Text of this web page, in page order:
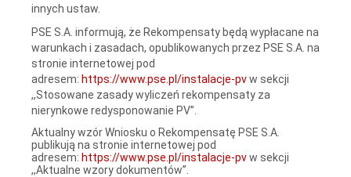
innych ustaw.
PSE S.A. informują, że Rekompensaty będą wypłacane na
warunkach i zasadach, opublikowanych przez PSE S.A. na
stronie internetowej pod
adresem: https://www.pse.pl/instalacje-pvw sekcji
,,Stosowane zasady wyliczeń rekompensaty za
nierynkowe redysponowanie PV”.
Aktualny wzór Wniosku o Rekompensatę PSE S.A.
publikują na stronie internetowej pod
adresem: https://www.pse.pl/instalacje-pvw sekcji
,,Aktualne wzory dokumentów”.